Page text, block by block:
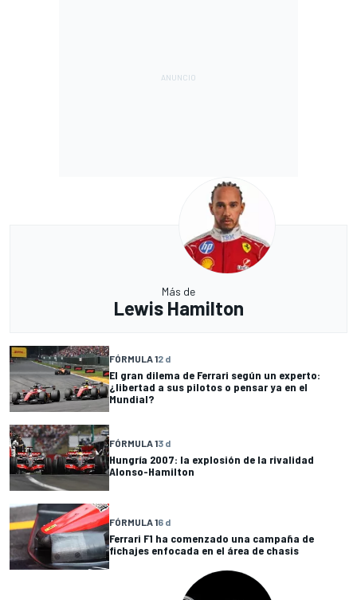
Más de
Lewis Hamilton
FÓRMULA 12 d
El gran dilema de Ferrari según un experto:
¿libertad a sus pilotos o pensar ya en el
Mundial?
FÓRMULA 13 d
Hungría 2007: la explosión de la rivalidad
Alonso-Hamilton
FÓRMULA 16 d
Ferrari F1 ha comenzado una campaña de
fichajes enfocada en el área de chasis